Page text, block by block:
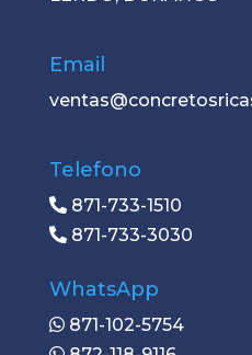
Email
Telefono
871-733-1510
871-733-3030
WhatsApp
871-102-5754